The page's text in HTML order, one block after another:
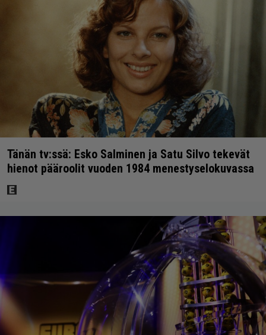
Tänän tv:ssä: Esko Salminen ja Satu Silvo tekevät
hienot pääroolit vuoden 1984 menestyselokuvassa